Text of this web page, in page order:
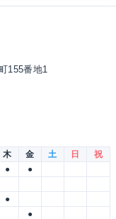
155番地1
木 金 土 日
祝
●
●
●
●